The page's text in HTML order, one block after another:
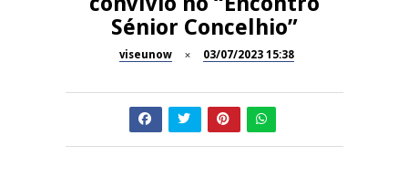
Dia do Foral em São João da
Pesqueira
Summer Fusion em
Sernancelhe
REPORTAGENS
Festas do Concelho de Penalva
MANGUALDE
Sénior Concelhio”
viseunow 03/07/2023 15:38